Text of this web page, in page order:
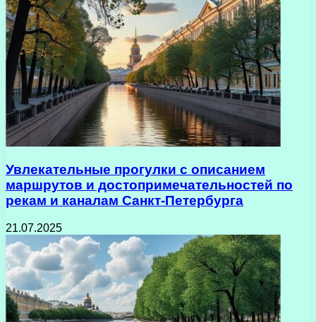
Увлекательные прогулки с описанием
маршрутов и достопримечательностей по
рекам и каналам Санкт-Петербурга
21.07.2025